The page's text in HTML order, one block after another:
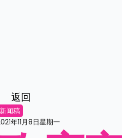
返回
新闻稿
年11月8日星期一